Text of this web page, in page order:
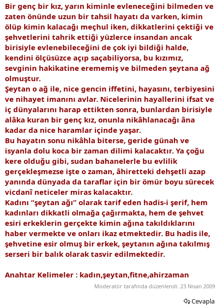
Bir genç bir kız, yarın kiminle evleneceğini bilmeden ve
zaten önünde uzun bir tahsil hayatı da varken, kimin
ölüp kimin kalacağı meçhul iken, dikkatlerini çektiği ve
şehvetlerini tahrik ettiği yüzlerce insandan ancak
birisiyle evlenebileceğini de çok iyi bildiği halde,
kendini ölçüsüzce açıp saçabiliyorsa, bu kızımız,
sevginin hakikatine erememiş ve bilmeden şeytana ağ
olmuştur.
Şeytan o ağ ile, nice gencin iffetini, hayasını, terbiyesini
ve nihayet imanını avlar. Nicelerinin hayallerini ifsat ve
iç dünyalarını harap ettikten sonra, bunlardan birisiyle
alâka kuran bir genç kız, onunla nikâhlanacağı âna
kadar da nice haramlar içinde yaşar.
Bu hayatın sonu nikâhla biterse, geride günah ve
isyanla dolu koca bir zaman dilimi kalacaktır. Ya çoğu
kere olduğu gibi, sudan bahanelerle bu evlilik
gerçekleşmezse işte o zaman, âhiretteki dehşetli azap
yanında dünyada da taraflar için bir ömür boyu sürecek
vicdanî neticeler miras kalacaktır.
Kadını “şeytan ağı” olarak tarif eden hadis-i şerif, hem
kadınları dikkatli olmağa çağırmakta, hem de şehvet
esiri erkeklerin gerçekte kimin ağına takıldıklarını
haber vermekte ve onları ikaz etmektedir. Bu hadis ile,
şehvetine esir olmuş bir erkek, şeytanın ağına takılmış
serseri bir balık olarak tasvir edilmektedir.
Anahtar Kelimeler : kadın,şeytan,fitne,ahirzaman
Moderatör tarafında düzenlendi: 23 Nisan 2009
Cevapla